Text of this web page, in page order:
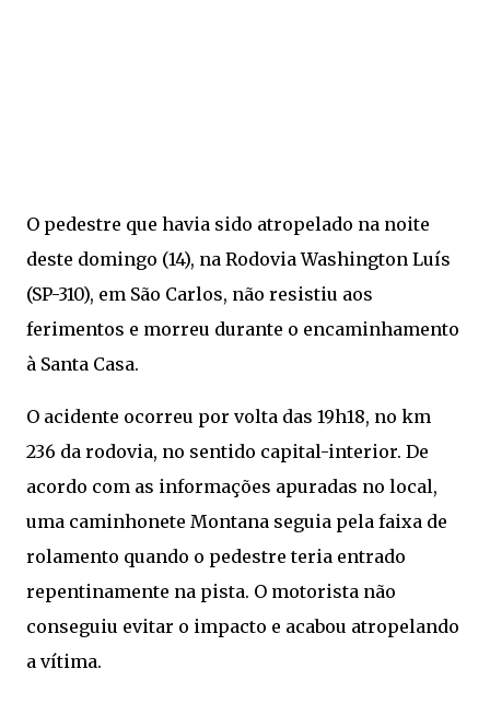
O pedestre que havia sido atropelado na noite
deste domingo (14), na Rodovia Washington Luís
(SP-310), em São Carlos, não resistiu aos
ferimentos e morreu durante o encaminhamento
à Santa Casa.
O acidente ocorreu por volta das 19h18, no km
236 da rodovia, no sentido capital-interior. De
acordo com as informações apuradas no local,
uma caminhonete Montana seguia pela faixa de
rolamento quando o pedestre teria entrado
repentinamente na pista. O motorista não
conseguiu evitar o impacto e acabou atropelando
a vítima.